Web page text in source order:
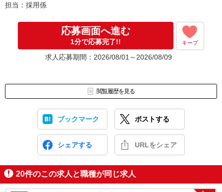
担当：採用係
応募画面へ進む
1分で応募完了!! キープ
求人応募期間：2026/08/01～2026/08/09
閲覧履歴を見る
ブックマーク ポストする
シェアする URLをシェア
20件のこの求人と職種が同じ求人